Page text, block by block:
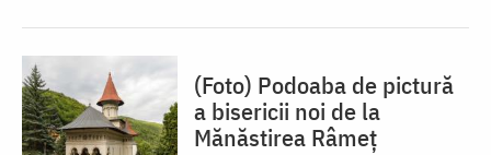
(Foto) Podoaba de pictură
a bisericii noi de la
Mănăstirea Râmeț